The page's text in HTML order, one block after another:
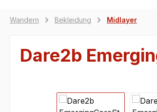
Wandern Bekleidung Midlayer
Dare2b
Bildergalerie überspringen